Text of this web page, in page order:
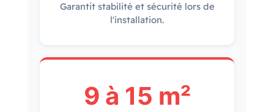
Garantit stabilité et sécurité lors de
l'installation.
9 à 15 m²